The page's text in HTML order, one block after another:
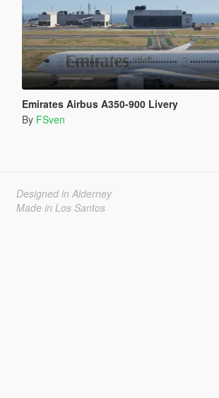
Emirates Airbus A350-900 Livery
By FSven
Designed in Alderney
Made in Los Santos